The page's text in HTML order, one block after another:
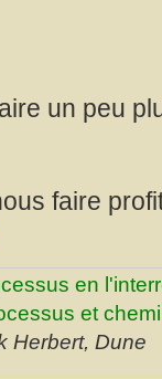
un peu
faire
en
et
Herbert, Dune